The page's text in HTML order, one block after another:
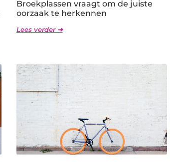
Broekplassen vraagt om de juiste
oorzaak te herkennen
Lees verder ➜